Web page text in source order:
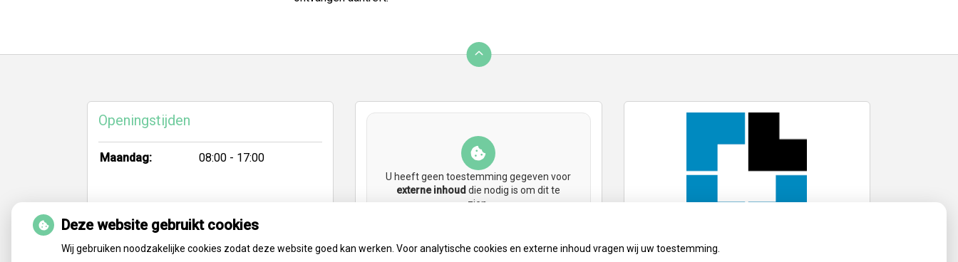
Openingstijden
Maandag: 08:00 - 17:00
U heeft geen toestemming gegeven voor
externe inhoud die nodig is om dit te
zien.
Deze website gebruikt cookies
Wij gebruiken noodzakelijke cookies zodat deze website goed kan werken. Voor analytische cookies en externe inhoud vragen wij uw toestemming.